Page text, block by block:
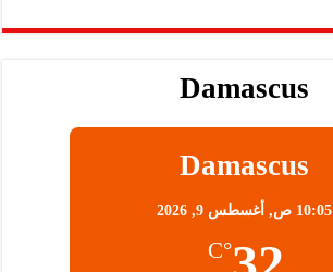
Damascus
Damascus
10:05 ص, أغسطس 9, 2026
°C